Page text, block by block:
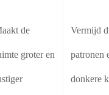
de
groter en
Vermijd
patronen
donkere